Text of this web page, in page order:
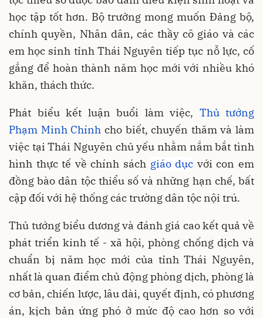
học tập tốt hơn. Bộ trưởng mong muốn Đảng bộ,
chính quyền, Nhân dân, các thầy cô giáo và các
em học sinh tỉnh Thái Nguyên tiếp tục nỗ lực, cố
gắng để hoàn thành năm học mới với nhiều khó
khăn, thách thức.
Phát biểu kết luận buổi làm việc, Thủ tướng
Phạm Minh Chính cho biết, chuyến thăm và làm
việc tại Thái Nguyên chủ yếu nhằm nắm bắt tình
hình thực tế về chính sách giáo dục với con em
đồng bào dân tộc thiểu số và những hạn chế, bất
cập đối với hệ thống các trường dân tộc nội trú.
Thủ tướng biểu dương và đánh giá cao kết quả về
phát triển kinh tế - xã hội, phòng chống dịch và
chuẩn bị năm học mới của tỉnh Thái Nguyên,
nhất là quan điểm chủ động phòng dịch, phòng là
cơ bản, chiến lược, lâu dài, quyết định, có phương
án, kịch bản ứng phó ở mức độ cao hơn so với